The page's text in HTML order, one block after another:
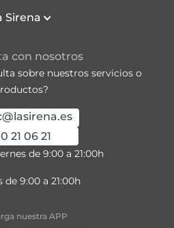
Sirena
con nosotros
sobre nuestros servicios o
21 06 21
de 9:00 a 21:00h
de 9:00 a 21:00h
nuestra APP